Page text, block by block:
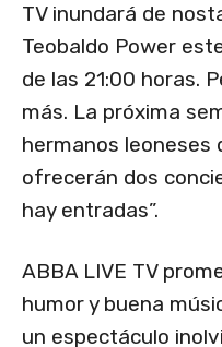
TV inundará de
Teobaldo Power
de las 21:00 horas.
más. La próxima
hermanos leoneses
ofrecerán dos
hay entradas”.
ABBA LIVE TV
humor y buena
un espectáculo